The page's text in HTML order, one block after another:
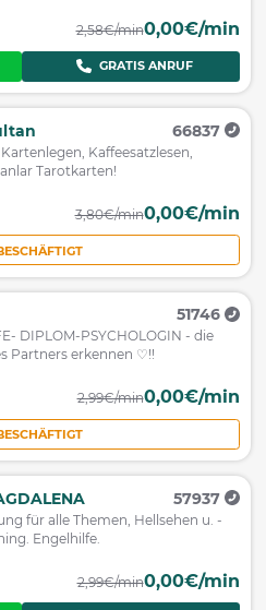
2,58€/min0,00€/min
GRATIS ANRUF
66837
Kaffeesatzlesen,
Tarotkarten!
3,80€/min0,00€/min
51746
DIPLOM-PSYCHOLOGIN - die
Partners erkennen ♡!!
2,99€/min0,00€/min
57937
für alle Themen, Hellsehen u. -
Engelhilfe.
2,99€/min0,00€/min